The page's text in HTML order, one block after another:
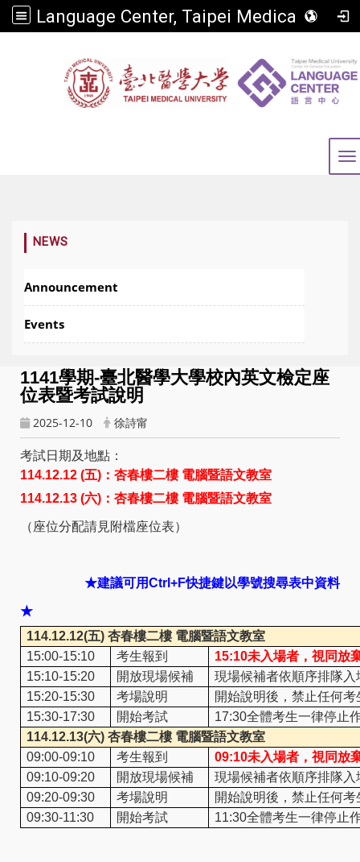
Language Center, Taipei Medical University
NEWS
Announcement
Events
1141學期-臺北醫學大學校內英文檢定座
位表暨考試說明
2025-12-10 徐詩甯
考試日期及地點：
114.12.12 (五)： 杏春樓二樓 電腦暨語文教室
114.12.13 (六)： 杏春樓二樓 電腦暨語文教室
（座位分配請見附檔座位表）
★建議可用Ctrl+F快捷鍵以學號搜尋表中資料
★
114.12.12(五) 杏春樓二樓 電腦暨語文教室
15:00-15:10
考生報到 15:10未入場者，視同放
15:10-15:20
開放現場候補
現場候補者依順序排隊入
15:20-15:30
考場說明
開始說明後，禁止任何
15:30-17:30
開始考試 17:30全體考生一律停止
114.12.13(六) 杏春樓二樓 電腦暨語文教室
09:00-09:10
考生報到 09:10未入場者，視同放
09:10-09:20
開放現場候補
現場候補者依順序排隊入
09:20-09:30
考場說明
開始說明後，禁止任何
09:30-11:30
開始考試 11:30全體考生一律停止